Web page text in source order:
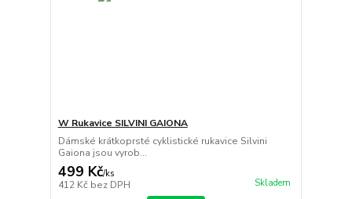
W Rukavice SILVINI GAIONA
Dámské krátkoprsté cyklistické rukavice Silvini
Gaiona jsou vyrob...
499 Kč/ks
412 Kč bez DPH Skladem